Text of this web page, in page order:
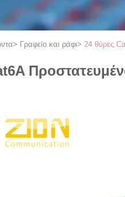
> Γραφείο και ράφι> 24 θύρες